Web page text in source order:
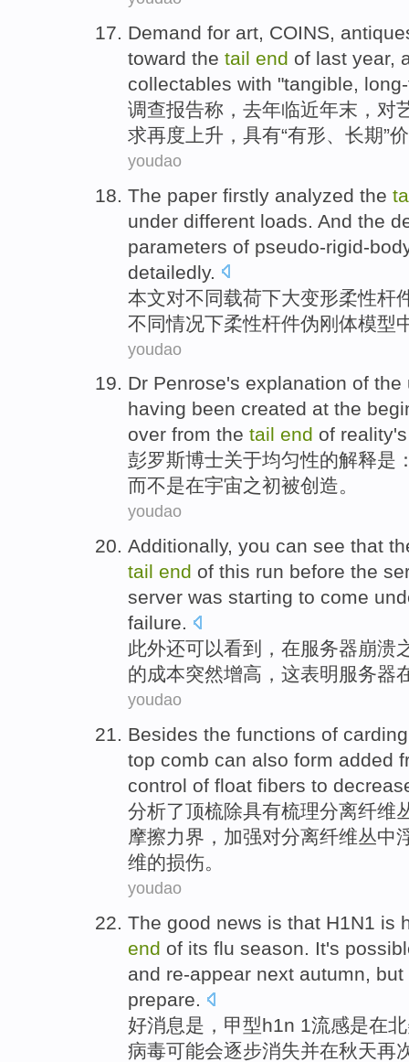
Demand for art, COINS,
toward the tail end of last year,
collectables with "tangible,
调查报告称 ， 去年临近年末 ， 对
求再度 上升 ， 具有“有形、 长期”
youdao
The paper firstly analyzed the
under different loads . And the
parameters of pseudo-rigid-
detailedly.
本文对不同载荷下大变形柔性杆
不同情况下柔性杆件伪刚体模型
youdao
Dr Penrose's explanation of the
having been created at the
over from the tail end of
彭罗斯博士关于均匀性的解释是
而不是在宇宙之初被创造。
youdao
Additionally, you can see that
tail end of this run before the
server was starting to come
failure.
此外还可以看到 ，在服务器崩溃
的成本突然增高 ， 这表明 服务器
youdao
Besides the functions of
top comb can also form added
control of float fibers to
分析了顶梳除具有梳理分离纤维
摩擦力界 ， 加强对分离纤维丛中
维的损伤。
youdao
The good news is that H1N1 is
end of its flu season. It's
and re-appear next autumn, but
prepare.
好消息是 ， 甲型h1n 1流感是在
病毒可能会逐步消失并在秋天再